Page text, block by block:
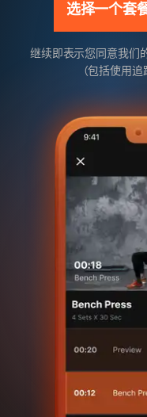
选择一个套
继续即表示您同意我们
（包括使用